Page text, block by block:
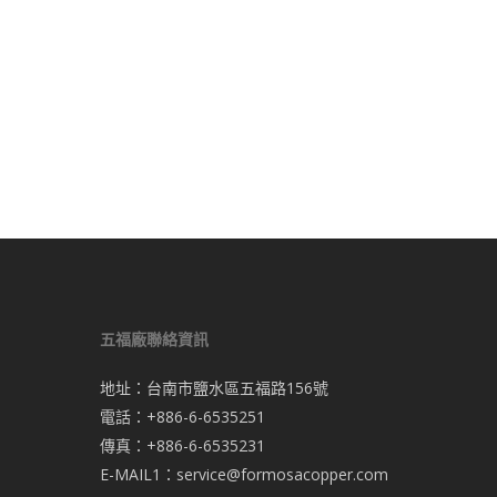
五福廠聯絡資訊
地址：台南市鹽水區五福路156號
電話：+886-6-6535251
傳真：+886-6-6535231
E-MAIL1： service@formosacopper.com